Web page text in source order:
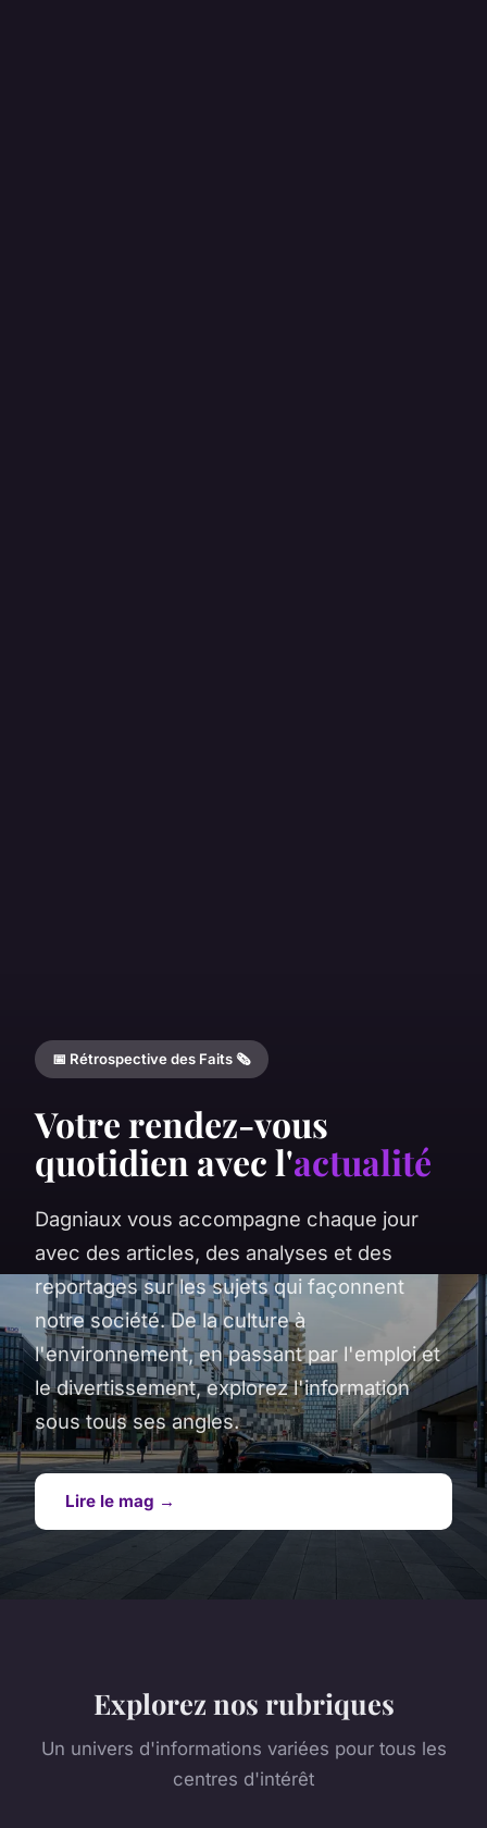
📅 Rétrospective des Faits 🗞️
Votre rendez-vous
quotidien avec l'actualité
Dagniaux vous accompagne chaque jour
avec des articles, des analyses et des
reportages sur les sujets qui façonnent
notre société. De la culture à
l'environnement, en passant par l'emploi et
le divertissement, explorez l'information
sous tous ses angles.
Lire le mag →
Explorez nos rubriques
Un univers d'informations variées pour tous les
centres d'intérêt